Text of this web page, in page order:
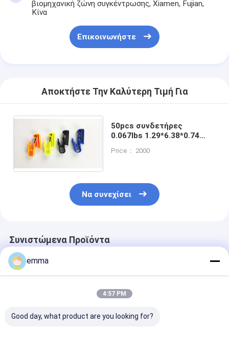
βιομηχανική ζώνη συγκέντρωσης, Xiamen, Fujian,
Κίνα
Επικοινωνήστε
Αποκτήστε Την Καλύτερη Τιμή Για
50pcs συνδετήρες
0.067lbs 1.29*6.38*0.74
βιομηχανική χρήση
Price： 2000
Να συνεχίσει
Συνιστώμενα Προϊόντα
emma
4:57 PM
Good day, what product are you looking for?